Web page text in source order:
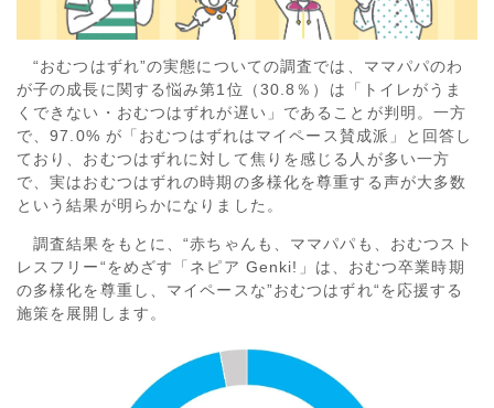
“おむつはずれ”の実態についての調査では、ママパパのわ
が子の成長に関する悩み第1位（30.8％）は「トイレがうま
くできない・おむつはずれが遅い」であることが判明。一方
で、97.0% が「おむつはずれはマイペース賛成派」と回答し
ており、おむつはずれに対して焦りを感じる人が多い一方
で、実はおむつはずれの時期の多様化を尊重する声が大多数
という結果が明らかになりました。
調査結果をもとに、“赤ちゃんも、ママパパも、おむつスト
レスフリー“をめざす「ネピア Genki!」は、おむつ卒業時期
の多様化を尊重し、マイペースな”おむつはずれ“を応援する
施策を展開します。